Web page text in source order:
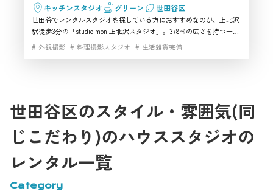
ミリーシーン、インタビュー、料理
撮影、日用品や家具・雑貨の撮影な
どに向いています。世田谷区で、自
然光と木の質感を活かせる撮影スタ
キッチンスタジオ グリーン 世田谷区
世田谷でレンタルスタジオを探している方におすすめなのが、上北沢
駅徒歩3分の「studio mon 上北沢スタジオ」。378㎡の広さを持つ一軒
家型ハウススタジオで、25帖のリビングや和室、寝室、キッチンな
外観撮影 料理撮影スタジオ 生活雑貨完備
世田谷区のスタイル・雰囲気(同
じこだわり)のハウススタジオの
レンタル一覧
Category